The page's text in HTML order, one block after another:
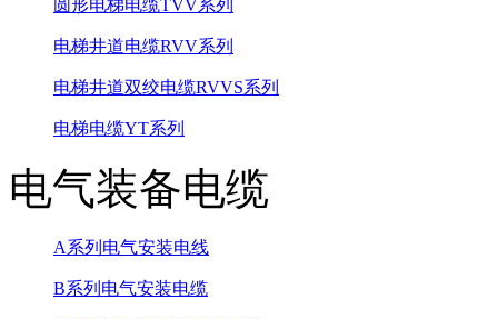
圆形电梯电缆TVV系列
电梯井道电缆RVV系列
电梯井道双绞电缆RVVS系列
电梯电缆YT系列
电气装备电缆
A系列电气安装电线
B系列电气安装电缆